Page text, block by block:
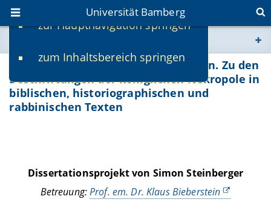
zur Hauptnavigation springen
zum Inhaltsbereich springen
Universität Bamberg
www.uni-bamberg.de
univis.uni-bamberg.de
Die Gräber der Könige von Juda lesen. Zu den
Beschriftungen der königlichen Nekropole in
biblischen, historiographischen und
rabbinischen Texten
Dissertationsprojekt von Simon Steinberger
Betreuung:Prof. em. Dr. Klaus Bieberstein